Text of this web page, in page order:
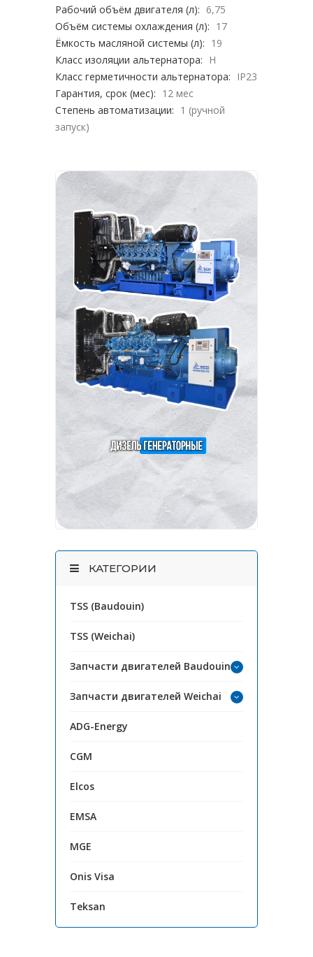
Рабочий объём двигателя (л): 6,75
Объём системы охлаждения (л): 17
Ёмкость масляной системы (л): 19
Класс изоляции альтернатора:
H
Класс герметичности альтернатора:
IP23
Гарантия, срок (мес): 12 мес
Степень автоматизации: 1 (ручной
запуск)
КАТЕГОРИИ
TSS (Baudouin)
TSS (Weichai)
Запчасти двигателей Baudouin
Запчасти двигателей Weichai
ADG-Energy
CGM
Elcos
EMSA
MGE
Onis Visa
Teksan